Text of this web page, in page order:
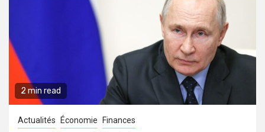
2 min read
Actualités Économie Finances